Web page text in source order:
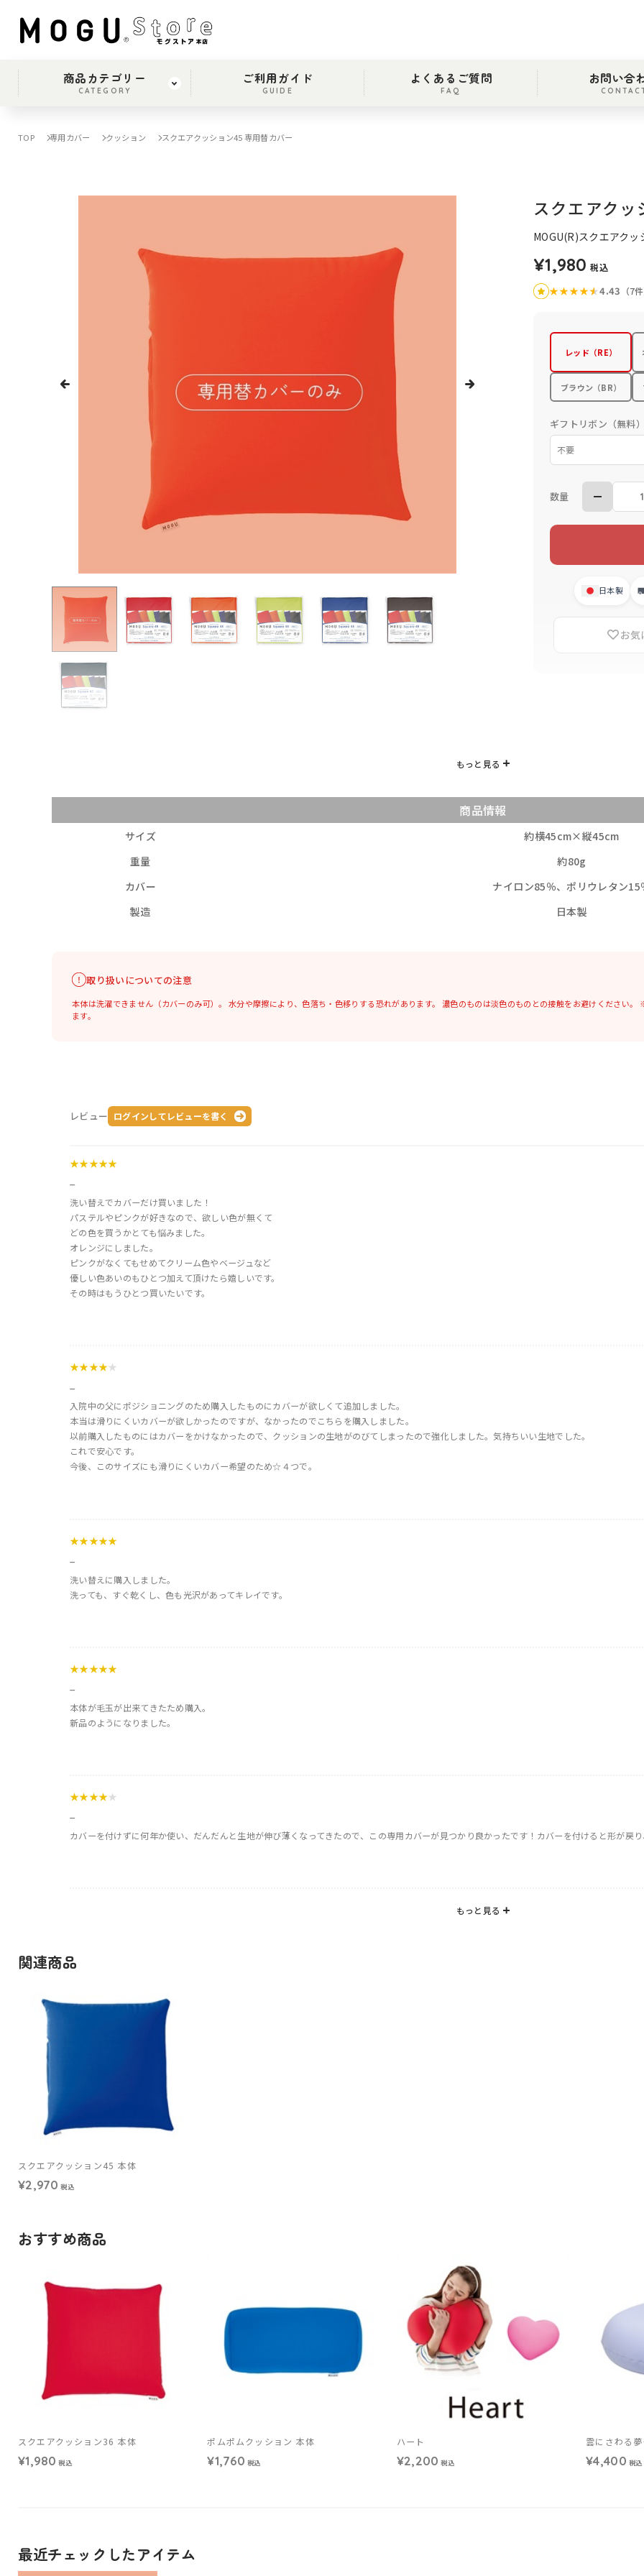
商品カテゴリー
CATEGORY
ご利用ガイド
GUIDE
よくあるご質問
FAQ
お問い合
TOP 専用カバー クッション スクエアクッション45 専用替カバー
スクエアク
MOGU(R)スクエアク
¥1,980 税込
★★★★★
★4.43 （7件
レッド（RE）
ブラウン（BR）
ギフトリボン（無料）
数量
日本製
お気
商品情報
サイズ
約横45cm×縦45cm
重量
約80g
カバー
ナイロン85％、ポリウレタン15
製造
日本製
取り扱いについての注意
本体は洗濯できません（カバーのみ可）。水分や摩擦により、色落ち・色移りする恐れがあります。 濃色のものは淡色のものとの接触をお避けください。
ます。
レビュー ログインしてレビューを書く
★★★★★
洗い替えでカバーだけ買いました！
パステルやピンクが好きなので、欲しい色が無くて
どの色を買うかとても悩みました。
オレンジにしました。
ピンクがなくてもせめてクリーム色やベージュなど
優しい色あいのもひとつ加えて頂けたら嬉しいです。
その時はもうひとつ買いたいです。
★★★★★
入院中の父にポジショニングのため購入したものにカバーが欲しくて追加しました。
本当は滑りにくいカバーが欲しかったのですが、なかったのでこちらを購入しました。
以前購入したものにはカバーをかけなかったので、クッションの生地がのびてしまったので強化しました。気持ちいい生地でした。
これで安心です。
今後、このサイズにも滑りにくいカバー希望のため☆４つで。
★★★★★
洗い替えに購入しました。
洗っても、すぐ乾くし、色も光沢があってキレイです。
★★★★★
本体が毛玉が出来てきたため購入。
新品のようになりました。
★★★★★
カバーを付けずに何年か使い、だんだんと生地が伸び薄くなってきたので、この専用カバーが見つかり良かったです！カバーを付けると形が戻
もっと見る
関連商品
スクエアクッション45 本体
¥2,970 税込
おすすめ商品
スクエアクッション36 本体
¥1,980 税込
ポムポムクッション 本体
¥1,760 税込
ハート
¥2,200 税込
雲にさわる
¥4,400 税込
最近チェックしたアイテム